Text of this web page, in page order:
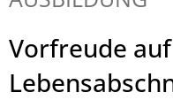
Vorfreude